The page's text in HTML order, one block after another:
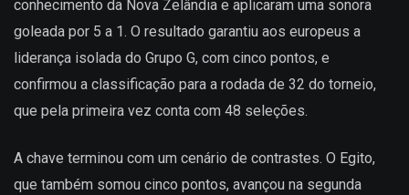
conhecimento da Nova Zelândia e aplicaram uma sonora
goleada por 5 a 1. O resultado garantiu aos europeus a
liderança isolada do Grupo G, com cinco pontos, e
confirmou a classificação para a rodada de 32 do torneio,
que pela primeira vez conta com 48 seleções.
A chave terminou com um cenário de contrastes. O Egito,
que também somou cinco pontos, avançou na segunda